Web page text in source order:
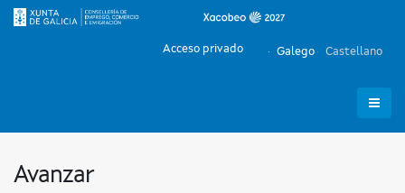
Galego Castellano
Acceso privado
Avanzar